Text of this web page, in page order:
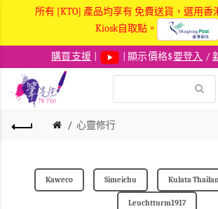
所有 [KTO] 產品均享有 免費送貨，選用香
Kiosk自取點。
購買支援 | 顯示價格$要登入 /
心靈修行
Kaweco Simeichu Kulata
Leuchtturm1917